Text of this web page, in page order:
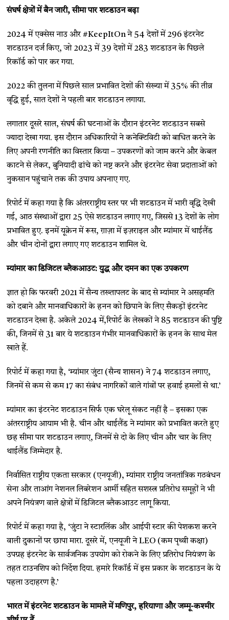
संघर्ष क्षेत्रों में बैन जारी, सीमा पार शटडाउन बढ़ा
2024 में एक्सेस नाउ और #KeepItOn ने 54 देशों में 296 इंटरनेट
शटडाउन दर्ज किए, जो 2023 में 39 देशों में 283 शटडाउन के पिछले
रिकॉर्ड को पार कर गया.
2022 की तुलना में पिछले साल प्रभावित देशों की संख्या में 35% की तीव्र
वृद्धि हुई, सात देशों ने पहली बार शटडाउन लगाया.
लगातार दूसरे साल, संघर्ष की घटनाओं के दौरान इंटरनेट शटडाउन सबसे
ज्यादा देखा गया. इस दौरान अधिकारियों ने कनेक्टिविटी को बाधित करने के
लिए अपनी रणनीति का विस्तार किया – उपकरणों को जाम करने और केबल
काटने से लेकर, बुनियादी ढांचे को नष्ट करने और इंटरनेट सेवा प्रदाताओं को
नुकसान पहुंचाने तक की उपाय अपनाए गए.
रिपोर्ट में कहा गया है कि अंतरराष्ट्रीय स्तर पर भी शटडाउन में भारी वृद्धि देखी
गई, आठ संस्थाओं द्वारा 25 ऐसे शटडाउन लगाए गए, जिससे 13 देशों के लोग
प्रभावित हुए. इनमें यूक्रेन में रूस, ग़ाज़ा में इज़राइल और म्यांमार में थाईलैंड
और चीन दोनों द्वारा लगाए गए शटडाउन शामिल थे.
म्यांमार का डिजिटल ब्लैकआउट: युद्ध और दमन का एक उपकरण
ज्ञात हो कि फरवरी 2021 में सैन्य तख्तापलट के बाद से म्यांमार ने असहमति
को दबाने और मानवाधिकारों के हनन को छिपाने के लिए सैकड़ों इंटरनेट
शटडाउन देखा है. अकेले 2024 में,रिपोर्ट के लेखकों ने 85 शटडाउन की पुष्टि
की, जिनमें से 31 बार ये शटडाउन गंभीर मानवाधिकारों के हनन के साथ मेल
खाते हैं.
रिपोर्ट में कहा गया है, ‘म्यांमार जुंटा (सैन्य शासन) ने 74 शटडाउन लगाए,
जिनमें से कम से कम 17 का संबंध नागरिकों वाले गांवों पर हवाई हमलों से था.’
म्यांमार का इंटरनेट शटडाउन सिर्फ एक घरेलू संकट नहीं है – इसका एक
अंतरराष्ट्रीय आयाम भी है. चीन और थाईलैंड ने म्यांमार को प्रभावित करते हुए
छह सीमा पार शटडाउन लगाए, जिनमें से दो के लिए चीन और चार के लिए
थाईलैंड जिम्मेदार है.
निर्वासित राष्ट्रीय एकता सरकार (एनयूजी), म्यांमार राष्ट्रीय जनतांत्रिक गठबंधन
सेना और ताआंग नेशनल लिबरेशन आर्मी सहित सशस्त्र प्रतिरोध समूहों ने भी
अपने नियंत्रण वाले क्षेत्रों में डिजिटल ब्लैकआउट लागू किया.
रिपोर्ट में कहा गया है, ‘जुंटा ने स्टारलिंक और आईपी स्टार की पेशकश करने
वाली दुकानों पर छापा मारा. दूसरे में, एनयूजी ने LEO (कम पृथ्वी कक्षा)
उपग्रह इंटरनेट के सार्वजनिक उपयोग को रोकने के लिए प्रतिरोध नियंत्रण के
तहत टाउनशिप को निर्देश दिया. हमारे रिकॉर्ड में इस प्रकार के शटडाउन के ये
पहला उदाहरण है.’
भारत में इंटरनेट शटडाउन के मामले में मणिपुर, हरियाणा और जम्मू-कश्मीर